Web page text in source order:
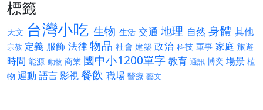
標籤
天文 台灣小吃 生物 生活 交通 地理 自然 身體 其他
宗教 定義 服飾 法律物品 社會 建築 政治 科技 軍事 家庭 旅遊
時間 能源 動物 商業 國中小1200單字 教育 通訊 博奕 場景 植
物 運動 語言影視餐飲 職場 醫療 藝文